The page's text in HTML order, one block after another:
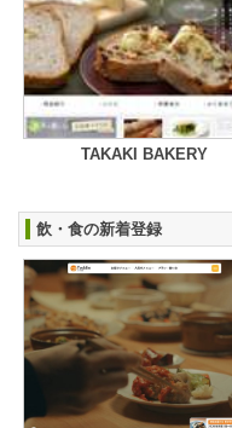
TAKAKI BAKERY
飲・食の新着登録